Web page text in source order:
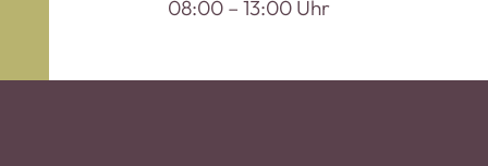
08:00 – 13:00 Uhr